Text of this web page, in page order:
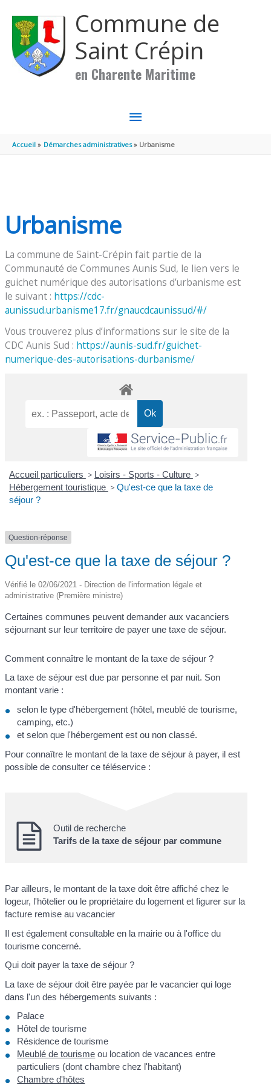
Commune de
Saint Crépin
en Charente Maritime
MENU
PRINCIPAL
Accueil Démarches administratives Urbanisme
Urbanisme
La commune de Saint-Crépin fait partie de la
Communauté de Communes Aunis Sud, le lien vers le
guichet numérique des autorisations d’urbanisme est
le suivant : https://cdc-
aunissud.urbanisme17.fr/gnaucdcaunissud/#/
Vous trouverez plus d’informations sur le site de la
CDC Aunis Sud : https://aunis-sud.fr/guichet-
numerique-des-autorisations-durbanisme/
Accueil particuliers > Loisirs - Sports - Culture >
Hébergement touristique > Qu'est-ce que la taxe de
séjour ?
Question-réponse
Qu'est-ce que la taxe de séjour ?
Vérifié le 02/06/2021 - Direction de l'information légale et
administrative (Première ministre)
Certaines communes peuvent demander aux vacanciers
séjournant sur leur territoire de payer une taxe de séjour.
Comment connaître le montant de la taxe de séjour ?
La taxe de séjour est due par personne et par nuit. Son
montant varie :
selon le type d'hébergement (hôtel, meublé de tourisme,
camping, etc.)
et selon que l'hébergement est ou non classé.
Pour connaître le montant de la taxe de séjour à payer, il est
possible de consulter ce téléservice :
Outil de recherche
Tarifs de la taxe de séjour par commune
Par ailleurs, le montant de la taxe doit être affiché chez le
logeur, l'hôtelier ou le propriétaire du logement et figurer sur la
facture remise au vacancier
Il est également consultable en la mairie ou à l'office du
tourisme concerné.
Qui doit payer la taxe de séjour ?
La taxe de séjour doit être payée par le vacancier qui loge
dans l'un des hébergements suivants :
Palace
Hôtel de tourisme
Résidence de tourisme
Meublé de tourisme ou location de vacances entre
particuliers (dont chambre chez l'habitant)
Chambre d'hôtes